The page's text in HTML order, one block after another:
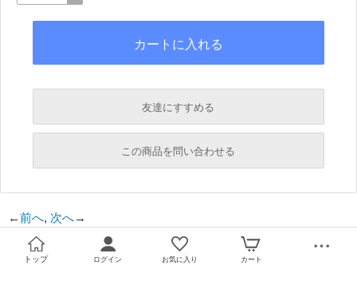
友達にすすめる
必須
この商品を問い合わせる
必須
←前へ, 次へ→
トップ ログイン お気に入り カート